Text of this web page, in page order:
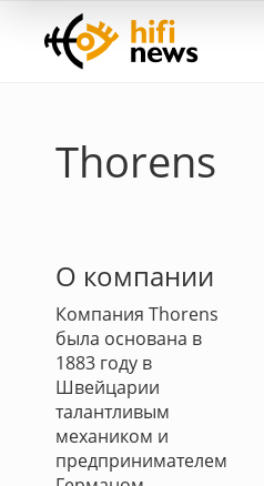
Thorens
О компании
Компания Thorens
была основана в
1883 году в
Швейцарии
талантливым
механиком и
предпринимателем